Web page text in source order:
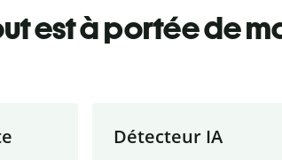
est à portée de
Détecteur IA